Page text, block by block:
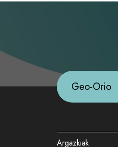
Geo-Orio
Argazkiak